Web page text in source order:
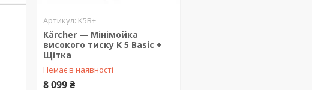
K5B+
Kärcher — Мінімойка
високого тиску K 5 Basic +
Щітка
Немає в наявності
8 099 ₴